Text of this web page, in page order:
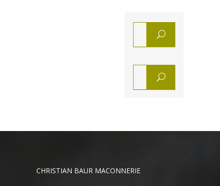
CHRISTIAN BAUR MACONNERIE